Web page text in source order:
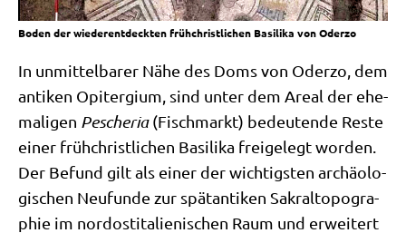
Boden der wiederentdeckten frühchristlichen Basilika von Oderzo
In unmit­tel­ba­rer Nähe des Doms von Oder­zo, dem
anti­ken Opi­ter­gi­um, sind unter dem Are­al der ehe­
ma­li­gen Pesche­ria(Fisch­markt) bedeu­ten­de Reste
einer früh­christ­li­chen Basi­li­ka frei­ge­legt wor­den.
Der Befund gilt als einer der wich­tig­sten archäo­lo­
gi­schen Neu­fun­de zur spät­an­ti­ken Sakral­to­po­gra­
phie im nord­ost­ita­lie­ni­schen Raum und erwei­tert